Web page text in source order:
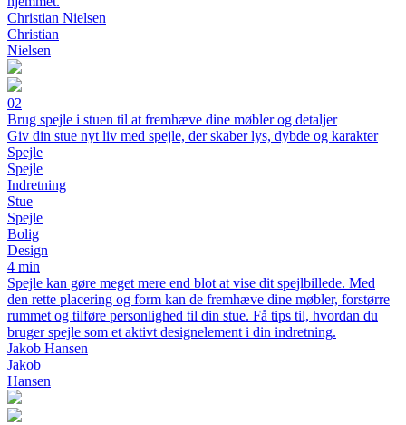
Christian Nielsen
Christian
Nielsen
02
Brug spejle i stuen til at fremhæve dine møbler og detaljer
Giv din stue nyt liv med spejle, der skaber lys, dybde og karakter
Spejle
Spejle
Indretning
Stue
Spejle
Bolig
Design
4 min
Spejle kan gøre meget mere end blot at vise dit spejlbillede. Med
den rette placering og form kan de fremhæve dine møbler, forstørre
rummet og tilføre personlighed til din stue. Få tips til, hvordan du
bruger spejle som et aktivt designelement i din indretning.
Jakob Hansen
Jakob
Hansen